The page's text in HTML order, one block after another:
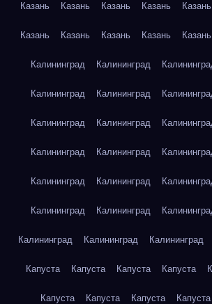
Казань Казань Казань Казань Казань
Казань Казань Казань Казань Казань
Калининград Калининград
Калининград Калининград
Калининград Калининград
Калининград Калининград
Калининград Калининград
Калининград Калининград
Калининград Калининград Калининград
Капуста Капуста Капуста Капуста
Капуста Капуста Капуста Капуста